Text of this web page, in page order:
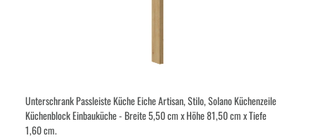
Unterschrank Passleiste Küche Eiche Artisan, Stilo, Solano Küchenzeile
Küchenblock Einbauküche - Breite 5,50 cm x Höhe 81,50 cm x Tiefe
1,60 cm.